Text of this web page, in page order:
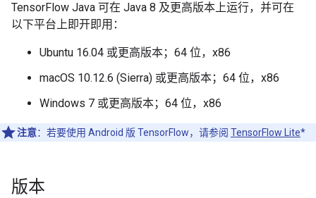
TensorFlow Java 可在 Java 8 及更高版本上运行，并可在
以下平台上即开即用：
Ubuntu 16.04 或更高版本；64 位，x86
macOS 10.12.6 (Sierra) 或更高版本；64 位，x86
Windows 7 或更高版本；64 位，x86
注意：若要使用 Android 版 TensorFlow，请参阅 TensorFlow Lite*
版本